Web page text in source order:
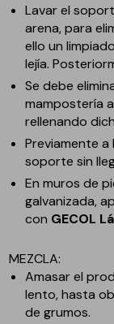
Lavar el
arena, para
ello un
lejía.
Se debe
mampostería
rellenando
Previamente
soporte sin
En muros de
galvanizada,
con GECOL
MEZCLA:
Amasar el
lento, hasta
de grumos.